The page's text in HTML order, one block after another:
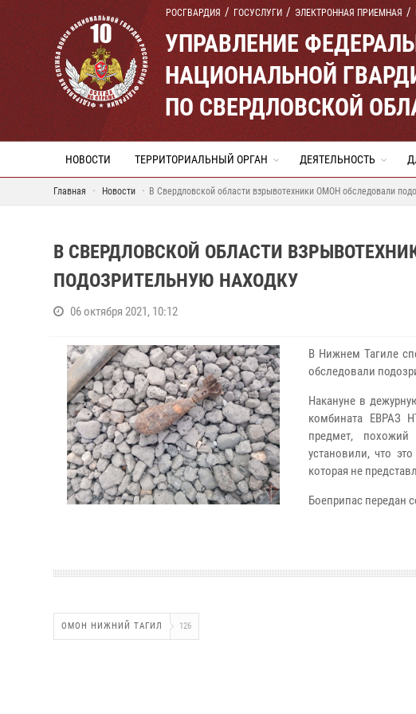
РОСГВАРДИЯ ГОСУСЛУГИ ЭЛЕКТРОННАЯ ПРИЕМНАЯ
УПРАВЛЕНИЕ
НАЦИОНАЛЬНОЙ
ПО СВЕРДЛОВСКОЙ
НОВОСТИ ТЕРРИТОРИАЛЬНЫЙ ОРГАН ДЕЯТЕЛЬНОСТЬ
Главная Новости В Свердловской области взрывотехники ОМОН обследовали
В СВЕРДЛОВСКОЙ ОБЛАСТИ
ПОДОЗРИТЕЛЬНУЮ НАХОДКУ
06 октября 2021, 10:12
В Нижнем Тагиле
обследовали
Накануне в
комбината ЕВРАЗ
предмет,
установили, что
которая не
Боеприпас передан
ОМОН НИЖНИЙ ТАГИЛ 126